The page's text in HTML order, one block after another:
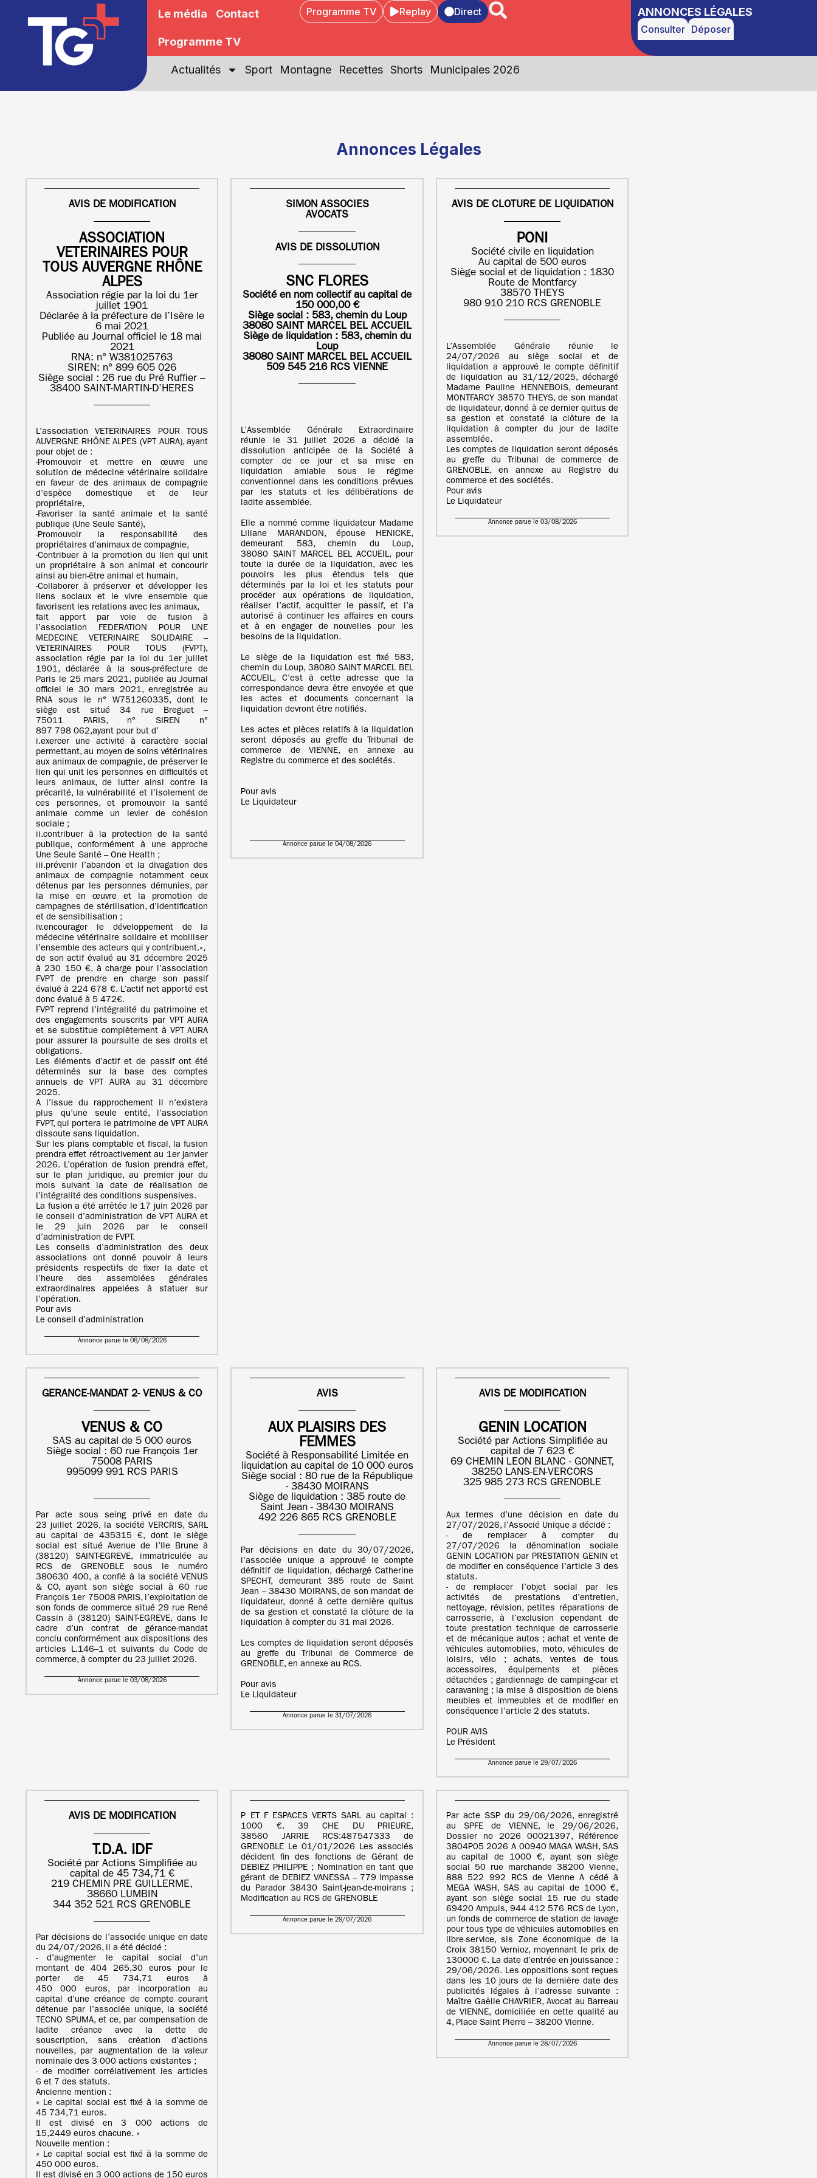
Le média Contact
Programme TV
Programme TV Replay Direct ANNONCES LÉGALES
Consulter Déposer
Actualités Sport Montagne Recettes Shorts Municipales 2026
Annonces Légales
AVIS DE MODIFICATION
ASSOCIATION
VETERINAIRES POUR
TOUS AUVERGNE RHÔNE
ALPES
Association régie par la loi du 1er
juillet 1901
Déclarée à la préfecture de l’Isère le
6 mai 2021
Publiée au Journal officiel le 18 mai
2021
RNA: n° W381025763
SIREN: n° 899 605 026
Siège social : 26 rue du Pré Ruffier –
38400 SAINT-MARTIN-D’HERES
L’association VETERINAIRES POUR TOUS
AUVERGNE RHÔNE ALPES (VPT AURA), ayant
pour objet de :
‐Promouvoir et mettre en œuvre une
solution de médecine vétérinaire solidaire
en faveur de des animaux de compagnie
d’espèce domestique et de leur
propriétaire,
‐Favoriser la santé animale et la santé
publique (Une Seule Santé),
‐Promouvoir la responsabilité des
propriétaires d’animaux de compagnie,
‐Contribuer à la promotion du lien qui unit
un propriétaire à son animal et concourir
ainsi au bien-être animal et humain,
‐Collaborer à préserver et développer les
liens sociaux et le vivre ensemble que
favorisent les relations avec les animaux,
fait apport par voie de fusion à
l’association FEDERATION POUR UNE
MEDECINE VETERINAIRE SOLIDAIRE –
VETERINAIRES POUR TOUS (FVPT),
association régie par la loi du 1er juillet
1901, déclarée à la sous-préfecture de
Paris le 25 mars 2021, publiée au Journal
officiel le 30 mars 2021, enregistrée au
RNA sous le n° W751260335, dont le
siège est situé 34 rue Breguet –
75011 PARIS, n° SIREN n°
897 798 062,ayant pour but d’
i.exercer une activité à caractère social
permettant, au moyen de soins vétérinaires
aux animaux de compagnie, de préserver le
lien qui unit les personnes en difficultés et
leurs animaux, de lutter ainsi contre la
précarité, la vulnérabilité et l’isolement de
ces personnes, et promouvoir la santé
animale comme un levier de cohésion
sociale ;
ii.contribuer à la protection de la santé
publique, conformément à une approche
Une Seule Santé – One Health ;
iii.prévenir l’abandon et la divagation des
animaux de compagnie notamment ceux
détenus par les personnes démunies, par
la mise en œuvre et la promotion de
campagnes de stérilisation, d’identification
et de sensibilisation ;
iv.encourager le développement de la
médecine vétérinaire solidaire et mobiliser
l’ensemble des acteurs qui y contribuent.»,
de son actif évalué au 31 décembre 2025
à 230 150 €, à charge pour l’association
FVPT de prendre en charge son passif
évalué à 224 678 €. L’actif net apporté est
donc évalué à 5 472€.
FVPT reprend l’intégralité du patrimoine et
des engagements souscrits par VPT AURA
et se substitue complètement à VPT AURA
pour assurer la poursuite de ses droits et
obligations.
Les éléments d’actif et de passif ont été
déterminés sur la base des comptes
annuels de VPT AURA au 31 décembre
2025.
A l’issue du rapprochement il n’existera
plus qu’une seule entité, l’association
FVPT, qui portera le patrimoine de VPT AURA
dissoute sans liquidation.
Sur les plans comptable et fiscal, la fusion
prendra effet rétroactivement au 1er janvier
2026. L’opération de fusion prendra effet,
sur le plan juridique, au premier jour du
mois suivant la date de réalisation de
l’intégralité des conditions suspensives.
La fusion a été arrêtée le 17 juin 2026 par
le conseil d’administration de VPT AURA et
le 29 juin 2026 par le conseil
d’administration de FVPT.
Les conseils d’administration des deux
associations ont donné pouvoir à leurs
présidents respectifs de fixer la date et
l’heure des assemblées générales
extraordinaires appelées à statuer sur
l’opération.
Pour avis
Le conseil d’administration
Annonce parue le 06/08/2026
SIMON ASSOCIES
AVOCATS
AVIS DE DISSOLUTION
SNC FLORES
Société en nom collectif au capital de
150 000,00 €
Siège social : 583, chemin du Loup
38080 SAINT MARCEL BEL ACCUEIL
Siège de liquidation : 583, chemin du
Loup
38080 SAINT MARCEL BEL ACCUEIL
509 545 216 RCS VIENNE
L’Assemblée Générale Extraordinaire
réunie le 31 juillet 2026 a décidé la
dissolution anticipée de la Société à
compter de ce jour et sa mise en
liquidation amiable sous le régime
conventionnel dans les conditions prévues
par les statuts et les délibérations de
ladite assemblée.
Elle a nommé comme liquidateur Madame
Liliane MARANDON, épouse HENICKE,
demeurant 583, chemin du Loup,
38080 SAINT MARCEL BEL ACCUEIL, pour
toute la durée de la liquidation, avec les
pouvoirs les plus étendus tels que
déterminés par la loi et les statuts pour
procéder aux opérations de liquidation,
réaliser l’actif, acquitter le passif, et l’a
autorisé à continuer les affaires en cours
et à en engager de nouvelles pour les
besoins de la liquidation.
Le siège de la liquidation est fixé 583,
chemin du Loup, 38080 SAINT MARCEL BEL
ACCUEIL, C’est à cette adresse que la
correspondance devra être envoyée et que
les actes et documents concernant la
liquidation devront être notifiés.
Les actes et pièces relatifs à la liquidation
seront déposés au greffe du Tribunal de
commerce de VIENNE, en annexe au
Registre du commerce et des sociétés.
Pour avis
Le Liquidateur
Annonce parue le 04/08/2026
AVIS DE CLOTURE DE LIQUIDATION
PONI
Société civile en liquidation
Au capital de 500 euros
Siège social et de liquidation : 1830
Route de Montfarcy
38570 THEYS
980 910 210 RCS GRENOBLE
L’Assemblée Générale réunie le
24/07/2026 au siège social et de
liquidation a approuvé le compte définitif
de liquidation au 31/12/2025, déchargé
Madame Pauline HENNEBOIS, demeurant
MONTFARCY 38570 THEYS, de son mandat
de liquidateur, donné à ce dernier quitus de
sa gestion et constaté la clôture de la
liquidation à compter du jour de ladite
assemblée.
Les comptes de liquidation seront déposés
au greffe du Tribunal de commerce de
GRENOBLE, en annexe au Registre du
commerce et des sociétés.
Pour avis
Le Liquidateur
Annonce parue le 03/08/2026
GERANCE-MANDAT 2- VENUS & CO
VENUS & CO
SAS au capital de 5 000 euros
Siège social : 60 rue François 1er
75008 PARIS
995099 991 RCS PARIS
Par acte sous seing privé en date du
23 juillet 2026, la société VERCRIS, SARL
au capital de 435315 €, dont le siège
social est situé Avenue de l’Ile Brune à
(38120) SAINT-EGREVE, immatriculée au
RCS de GRENOBLE sous le numéro
380630 400, a confié à la société VENUS
& CO, ayant son siège social à 60 rue
François 1er 75008 PARIS, l’exploitation de
son fonds de commerce situé 29 rue René
Cassin à (38120) SAINT-EGREVE, dans le
cadre d’un contrat de gérance-mandat
conclu conformément aux dispositions des
articles L.146–1 et suivants du Code de
commerce, à compter du 23 juillet 2026.
Annonce parue le 03/08/2026
AVIS
AUX PLAISIRS DES
FEMMES
Société à Responsabilité Limitée en
liquidation au capital de 10 000 euros
Siège social : 80 rue de la République
- 38430 MOIRANS
Siège de liquidation : 385 route de
Saint Jean - 38430 MOIRANS
492 226 865 RCS GRENOBLE
Par décisions en date du 30/07/2026,
l’associée unique a approuvé le compte
définitif de liquidation, déchargé Catherine
SPECHT, demeurant 385 route de Saint
Jean – 38430 MOIRANS, de son mandat de
liquidateur, donné à cette dernière quitus
de sa gestion et constaté la clôture de la
liquidation à compter du 31 mai 2026.
Les comptes de liquidation seront déposés
au greffe du Tribunal de Commerce de
GRENOBLE, en annexe au RCS.
Pour avis
Le Liquidateur
Annonce parue le 31/07/2026
AVIS DE MODIFICATION
GENIN LOCATION
Société par Actions Simplifiée au
capital de 7 623 €
69 CHEMIN LEON BLANC - GONNET,
38250 LANS-EN-VERCORS
325 985 273 RCS GRENOBLE
Aux termes d’une décision en date du
27/07/2026, l’Associé Unique a décidé :
- de remplacer à compter du
27/07/2026 la dénomination sociale
GENIN LOCATION par PRESTATION GENIN et
de modifier en conséquence l’article 3 des
statuts.
- de remplacer l’objet social par les
activités de prestations d’entretien,
nettoyage, révision, petites réparations de
carrosserie, à l’exclusion cependant de
toute prestation technique de carrosserie
et de mécanique autos ; achat et vente de
véhicules automobiles, moto, véhicules de
loisirs, vélo ; achats, ventes de tous
accessoires, équipements et pièces
détachées ; gardiennage de camping-car et
caravaning ; la mise à disposition de biens
meubles et immeubles et de modifier en
conséquence l’article 2 des statuts.
POUR AVIS
Le Président
Annonce parue le 29/07/2026
AVIS DE MODIFICATION
T.D.A. IDF
Société par Actions Simplifiée au
capital de 45 734,71 €
219 CHEMIN PRE GUILLERME,
38660 LUMBIN
344 352 521 RCS GRENOBLE
Par décisions de l’associée unique en date
du 24/07/2026, il a été décidé :
- d’augmenter le capital social d’un
montant de 404 265,30 euros pour le
porter de 45 734,71 euros à
450 000 euros, par incorporation au
capital d’une créance de compte courant
détenue par l’associée unique, la société
TECNO SPUMA, et ce, par compensation de
ladite créance avec la dette de
souscription, sans création d’actions
nouvelles, par augmentation de la valeur
nominale des 3 000 actions existantes ;
- de modifier corrélativement les articles
6 et 7 des statuts.
Ancienne mention :
« Le capital social est fixé à la somme de
45 734,71 euros.
Il est divisé en 3 000 actions de
15,2449 euros chacune. »
Nouvelle mention :
« Le capital social est fixé à la somme de
450 000 euros.
Il est divisé en 3 000 actions de 150 euros
P ET F ESPACES VERTS SARL au capital :
1000 €. 39 CHE DU PRIEURE,
38560 JARRIE RCS:487547333 de
GRENOBLE Le 01/01/2026 Les associés
décident fin des fonctions de Gérant de
DEBIEZ PHILIPPE ; Nomination en tant que
gérant de DEBIEZ VANESSA – 779 Impasse
du Parador 38430 Saint-jean-de-moirans ;
Modification au RCS de GRENOBLE
Annonce parue le 29/07/2026
Par acte SSP du 29/06/2026, enregistré
au SPFE de VIENNE, le 29/06/2026,
Dossier no 2026 00021397, Référence
3804P05 2026 A 00940 MAGA WASH, SAS
au capital de 1000 €, ayant son siège
social 50 rue marchande 38200 Vienne,
888 522 992 RCS de Vienne A cédé à
MEGA WASH, SAS au capital de 1000 €,
ayant son siège social 15 rue du stade
69420 Ampuis, 944 412 576 RCS de Lyon,
un fonds de commerce de station de lavage
pour tous type de véhicules automobiles en
libre-service, sis Zone économique de la
Croix 38150 Vernioz, moyennant le prix de
130000 €. La date d’entrée en jouissance :
29/06/2026. Les oppositions sont reçues
dans les 10 jours de la dernière date des
publicités légales à l’adresse suivante :
Maître Gaëlle CHAVRIER, Avocat au Barreau
de VIENNE, domiciliée en cette qualité au
4, Place Saint Pierre – 38200 Vienne.
Annonce parue le 28/07/2026